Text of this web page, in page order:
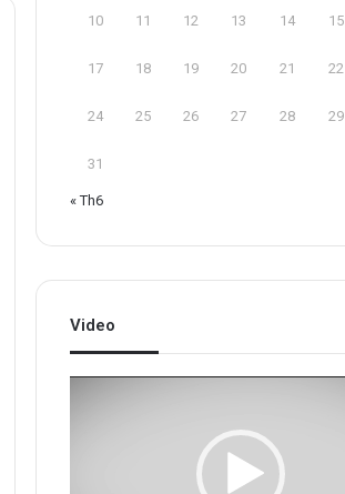
10 11 12 13 14 15
17 18 19 20 21 22
24 25 26 27 28 29
31
« Th6
Video